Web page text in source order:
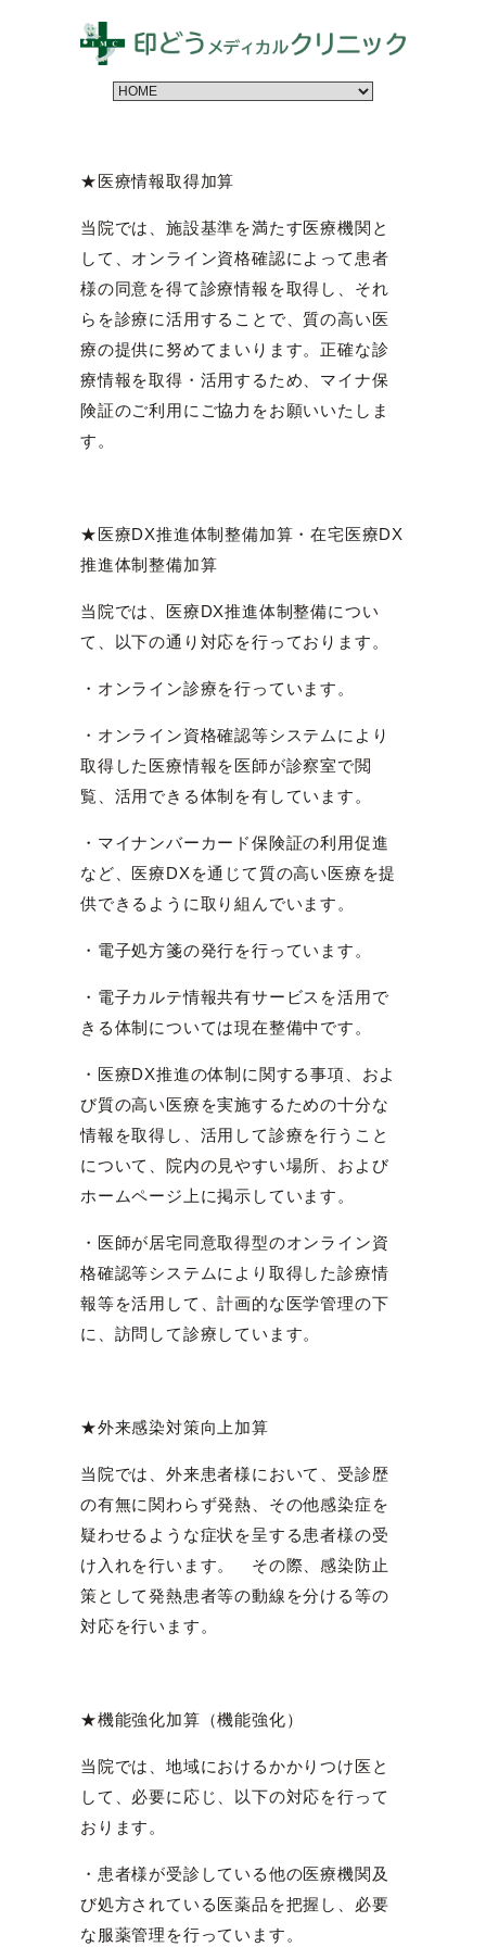
★医療情報取得加算
当院では、施設基準を満たす医療機関と
して、オンライン資格確認によって患者
様の同意を得て診療情報を取得し、それ
らを診療に活用することで、質の高い医
療の提供に努めてまいります。正確な診
療情報を取得・活用するため、マイナ保
険証のご利用にご協力をお願いいたしま
す。
★医療DX推進体制整備加算・在宅医療DX
推進体制整備加算
当院では、医療DX推進体制整備につい
て、以下の通り対応を行っております。
・オンライン診療を行っています。
・オンライン資格確認等システムにより
取得した医療情報を医師が診察室で閲
覧、活用できる体制を有しています。
・マイナンバーカード保険証の利用促進
など、医療DXを通じて質の高い医療を提
供できるように取り組んでいます。
・電子処方箋の発行を行っています。
・電子カルテ情報共有サービスを活用で
きる体制については現在整備中です。
・医療DX推進の体制に関する事項、およ
び質の高い医療を実施するための十分な
情報を取得し、活用して診療を行うこと
について、院内の見やすい場所、および
ホームページ上に掲示しています。
・医師が居宅同意取得型のオンライン資
格確認等システムにより取得した診療情
報等を活用して、計画的な医学管理の下
に、訪問して診療しています。
★外来感染対策向上加算
当院では、外来患者様において、受診歴
の有無に関わらず発熱、その他感染症を
疑わせるような症状を呈する患者様の受
け入れを行います。 その際、感染防止
策として発熱患者等の動線を分ける等の
対応を行います。
★機能強化加算（機能強化）
当院では、地域におけるかかりつけ医と
して、必要に応じ、以下の対応を行って
おります。
・患者様が受診している他の医療機関及
び処方されている医薬品を把握し、必要
な服薬管理を行っています。